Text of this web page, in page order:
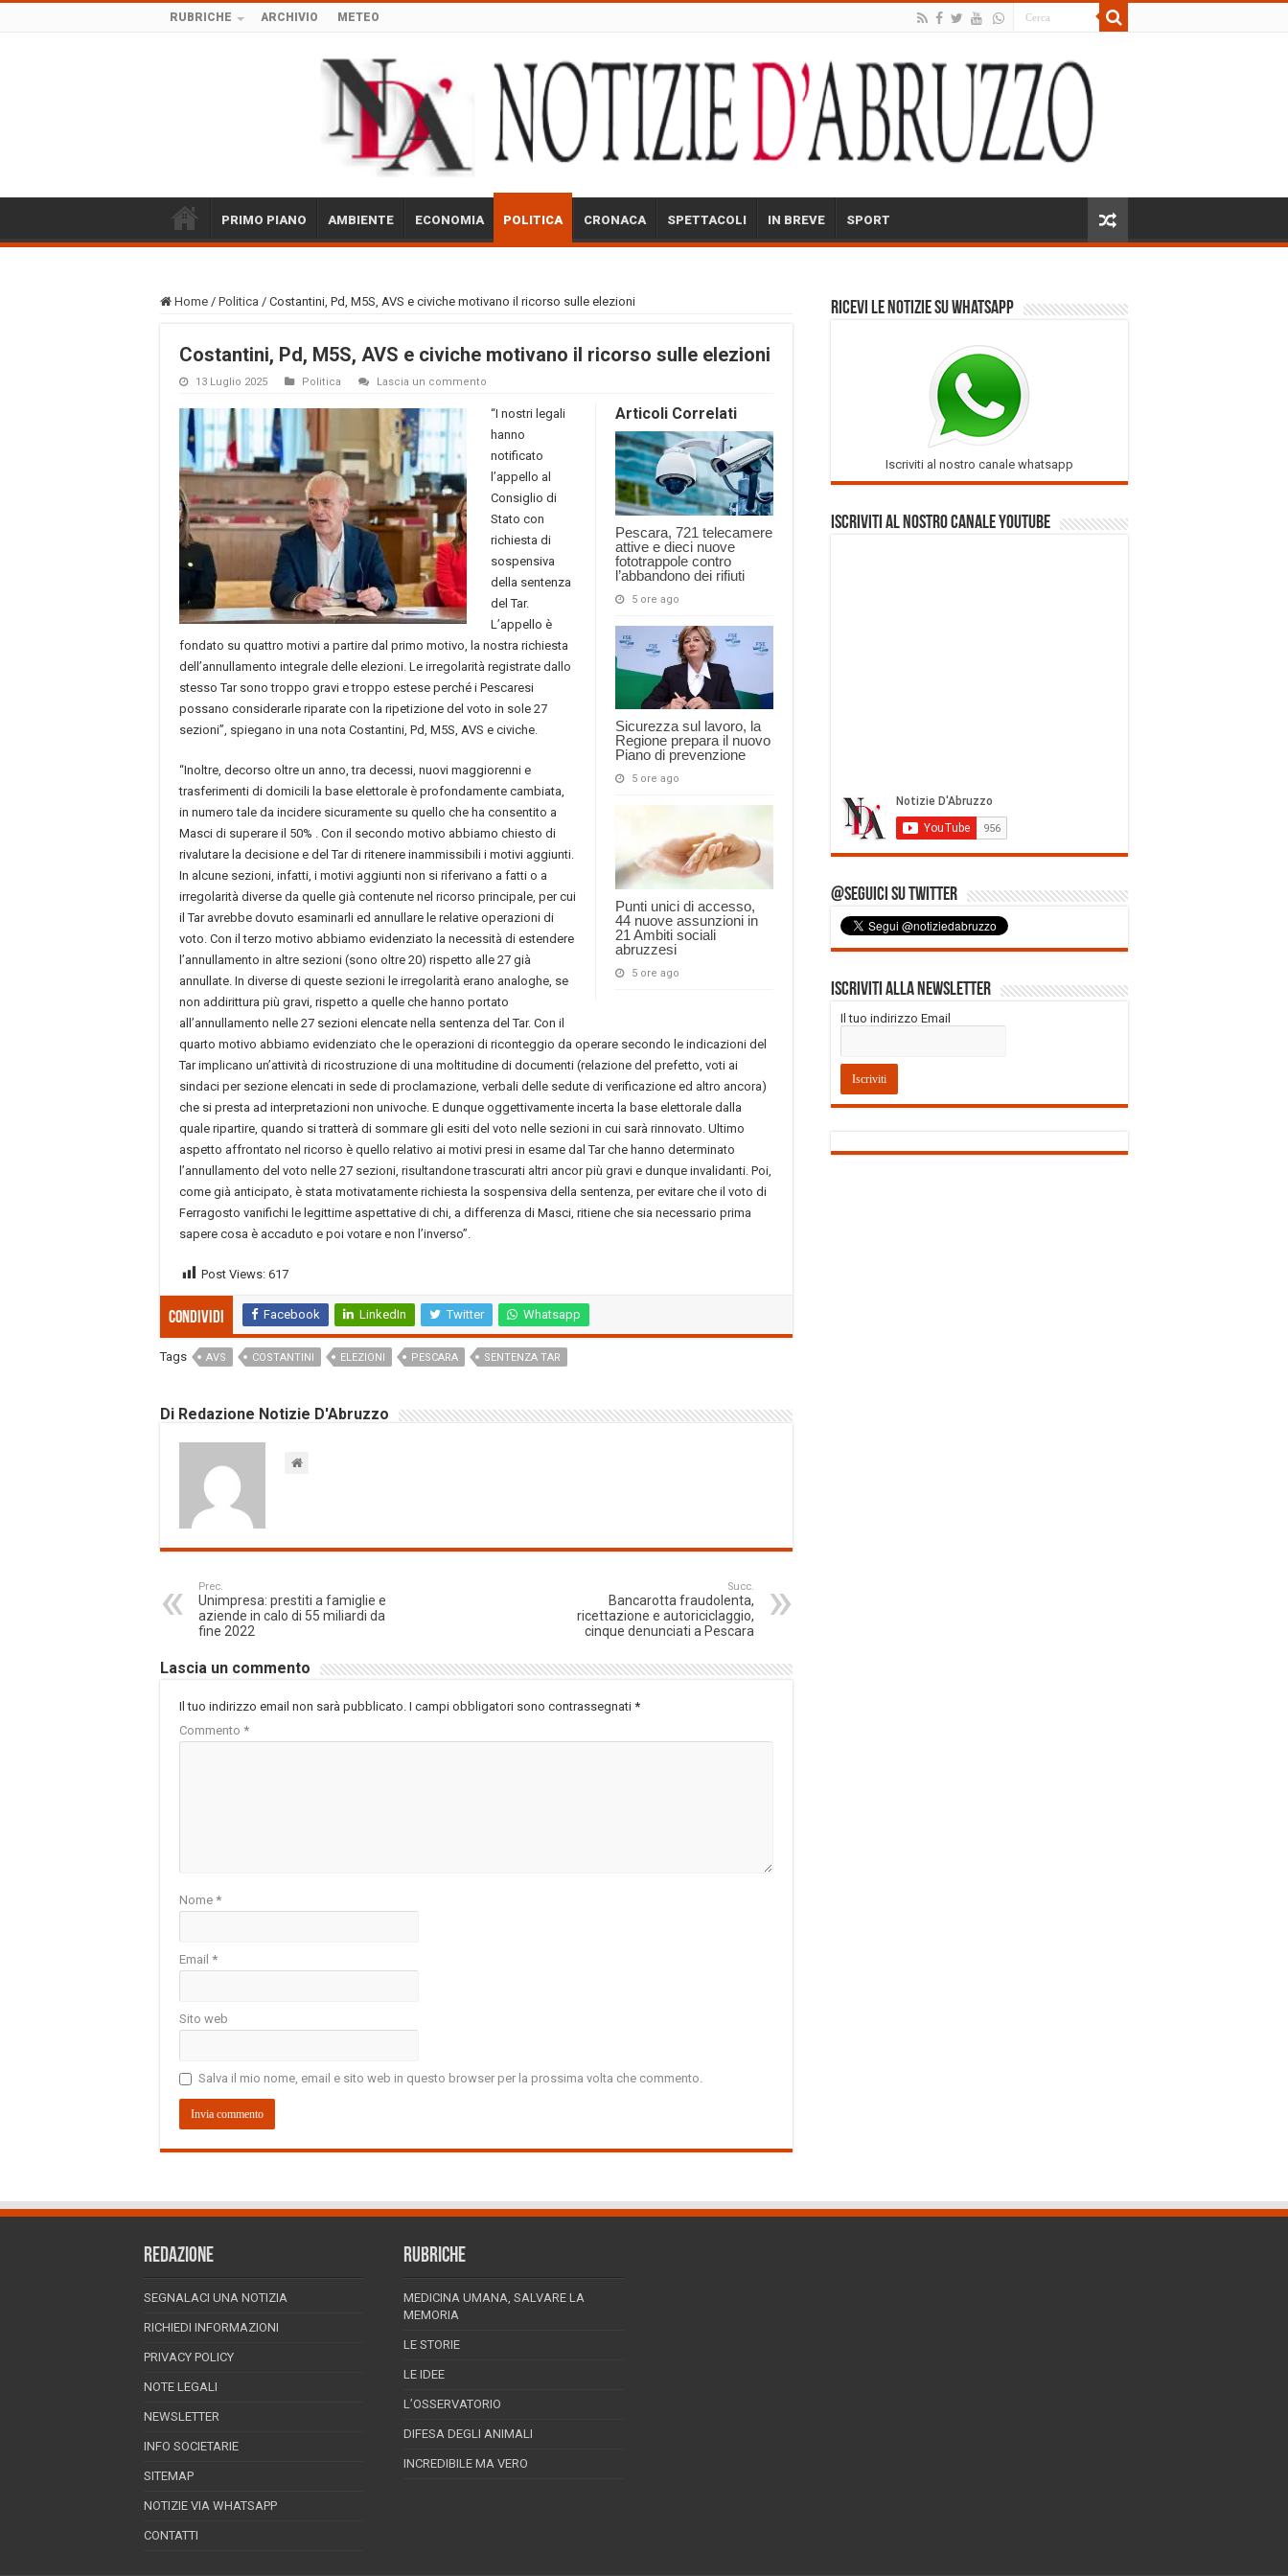
RUBRICHE ARCHIVIO METEO
PRIMO PIANO AMBIENTE ECONOMIA POLITICA CRONACA SPETTACOLI IN BREVE SPORT
Home / Politica / Costantini, Pd, M5S, AVS e civiche motivano il ricorso sulle elezioni
Costantini, Pd, M5S, AVS e civiche motivano il ricorso sulle elezioni
13 Luglio 2025 Politica Lascia un commento
Articoli Correlati
Pescara, 721 telecamere
attive e dieci nuove
fototrappole contro
l’abbandono dei rifiuti
5 ore ago
Sicurezza sul lavoro, la
Regione prepara il nuovo
Piano di prevenzione
5 ore ago
Punti unici di accesso,
44 nuove assunzioni in
21 Ambiti sociali
abruzzesi
5 ore ago
“I nostri legali
hanno
notificato
l’appello al
Consiglio di
Stato con
richiesta di
sospensiva
della sentenza
del Tar.
L’appello è
fondato su quattro motivi a partire dal primo motivo, la nostra richiesta
dell’annullamento integrale delle elezioni. Le irregolarità registrate dallo
stesso Tar sono troppo gravi e troppo estese perché i Pescaresi
possano considerarle riparate con la ripetizione del voto in sole 27
sezioni”, spiegano in una nota Costantini, Pd, M5S, AVS e civiche.
“Inoltre, decorso oltre un anno, tra decessi, nuovi maggiorenni e
trasferimenti di domicili la base elettorale è profondamente cambiata,
in numero tale da incidere sicuramente su quello che ha consentito a
Masci di superare il 50% . Con il secondo motivo abbiamo chiesto di
rivalutare la decisione e del Tar di ritenere inammissibili i motivi aggiunti.
In alcune sezioni, infatti, i motivi aggiunti non si riferivano a fatti o a
irregolarità diverse da quelle già contenute nel ricorso principale, per cui
il Tar avrebbe dovuto esaminarli ed annullare le relative operazioni di
voto. Con il terzo motivo abbiamo evidenziato la necessità di estendere
l’annullamento in altre sezioni (sono oltre 20) rispetto alle 27 già
annullate. In diverse di queste sezioni le irregolarità erano analoghe, se
non addirittura più gravi, rispetto a quelle che hanno portato
all’annullamento nelle 27 sezioni elencate nella sentenza del Tar. Con il
quarto motivo abbiamo evidenziato che le operazioni di riconteggio da operare secondo le indicazioni del
Tar implicano un’attività di ricostruzione di una moltitudine di documenti (relazione del prefetto, voti ai
sindaci per sezione elencati in sede di proclamazione, verbali delle sedute di verificazione ed altro ancora)
che si presta ad interpretazioni non univoche. E dunque oggettivamente incerta la base elettorale dalla
quale ripartire, quando si tratterà di sommare gli esiti del voto nelle sezioni in cui sarà rinnovato. Ultimo
aspetto affrontato nel ricorso è quello relativo ai motivi presi in esame dal Tar che hanno determinato
l’annullamento del voto nelle 27 sezioni, risultandone trascurati altri ancor più gravi e dunque invalidanti. Poi,
come già anticipato, è stata motivatamente richiesta la sospensiva della sentenza, per evitare che il voto di
Ferragosto vanifichi le legittime aspettative di chi, a differenza di Masci, ritiene che sia necessario prima
sapere cosa è accaduto e poi votare e non l’inverso”.
Post Views: 617
Condividi Facebook LinkedIn Twitter Whatsapp
Tags AVS COSTANTINI ELEZIONI PESCARA SENTENZA TAR
Di Redazione Notizie D'Abruzzo
Prec.
Unimpresa: prestiti a famiglie e
aziende in calo di 55 miliardi da
fine 2022
Succ.
Bancarotta fraudolenta,
ricettazione e autoriciclaggio,
cinque denunciati a Pescara
Lascia un commento
Il tuo indirizzo email non sarà pubblicato. I campi obbligatori sono contrassegnati *
Commento *
Nome *
Email *
Sito web
Salva il mio nome, email e sito web in questo browser per la prossima volta che commento.
Ricevi le notizie su Whatsapp
Iscriviti al nostro canale whatsapp
Iscriviti al nostro Canale Youtube
@Seguici su Twitter
Iscriviti alla Newsletter
Il tuo indirizzo Email
REDAZIONE
SEGNALACI UNA NOTIZIA
RICHIEDI INFORMAZIONI
PRIVACY POLICY
NOTE LEGALI
NEWSLETTER
INFO SOCIETARIE
SITEMAP
NOTIZIE VIA WHATSAPP
CONTATTI
RUBRICHE
MEDICINA UMANA, SALVARE LA
MEMORIA
LE STORIE
LE IDEE
L’OSSERVATORIO
DIFESA DEGLI ANIMALI
INCREDIBILE MA VERO